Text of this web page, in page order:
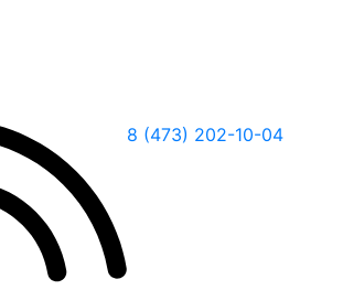
8 (473) 202-10-04